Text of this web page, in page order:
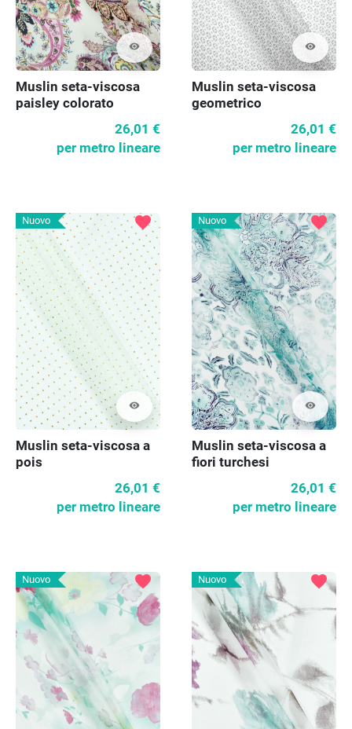
visibility
Muslin seta-viscosa
paisley colorato
26,01 €
per metro lineare
visibility
Muslin seta-viscosa
geometrico
26,01 €
per metro lineare
Nuovo
visibility
favorite
Muslin seta-viscosa a
pois
26,01 €
per metro lineare
Nuovo
visibility
favorite
Muslin seta-viscosa a
fiori turchesi
26,01 €
per metro lineare
Nuovo favorite Nuovo favorite